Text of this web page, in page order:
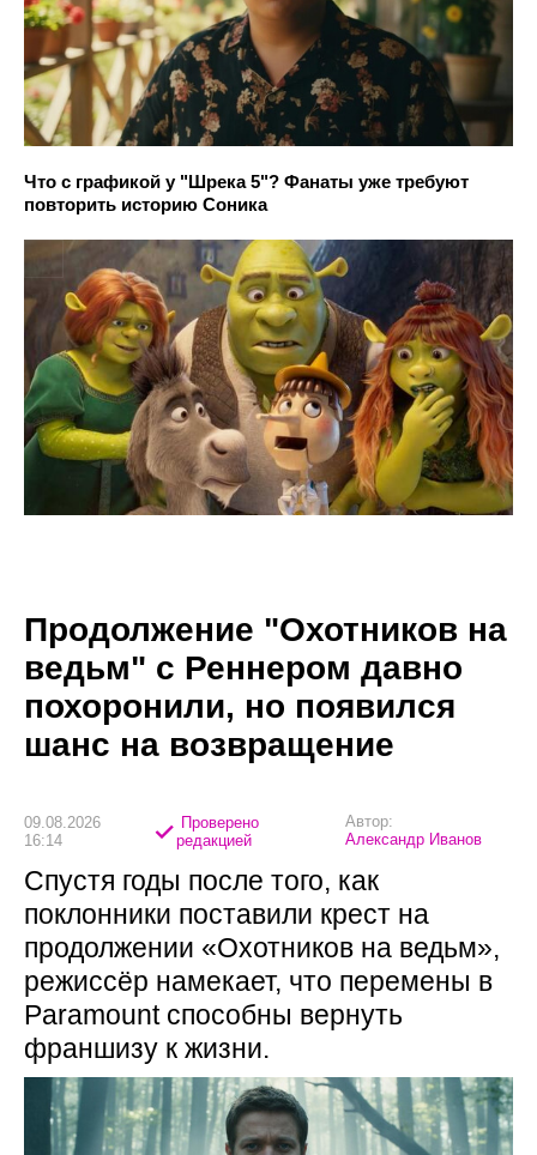
Что с графикой у "Шрека 5"? Фанаты уже требуют
повторить историю Соника
Продолжение "Охотников на
ведьм" с Реннером давно
похоронили, но появился
шанс на возвращение
09.08.2026
16:14
Проверено
редакцией
Автор:
Александр Иванов
Спустя годы после того, как
поклонники поставили крест на
продолжении «Охотников на ведьм»,
режиссёр намекает, что перемены в
Paramount способны вернуть
франшизу к жизни.